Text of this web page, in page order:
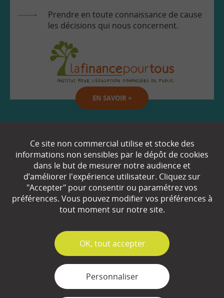
Prendre en toute connaissance de cause
les décisions qui nous concernent.
EN SAVOIR +
Partenaires
Espace Presse
Plan du site
Mentions légales
Ce site non commercial utilise et stocke des
informations non sensibles par le dépôt de cookies
dans le but de mesurer notre audience et
d’améliorer l'expérience utilisateur. Cliquez sur
"Accepter" pour consentir ou paramétrez vos
préférences. Vous pouvez modifier vos préférences à
tout moment sur notre site.
✓
OK, tout accepter
Personnaliser